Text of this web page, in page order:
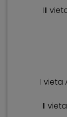
III
I vieta
II